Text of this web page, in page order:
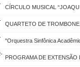
CÍRCULO MUSICAL
QUARTETO DE
"Orquestra Sinfônica
PROGRAMA DE